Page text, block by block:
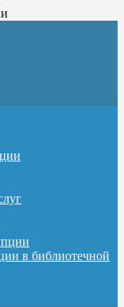
в библиотечной